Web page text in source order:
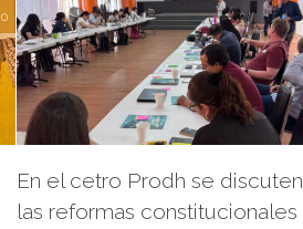
0
En el cetro Prodh se discuten
las reformas constitucionales